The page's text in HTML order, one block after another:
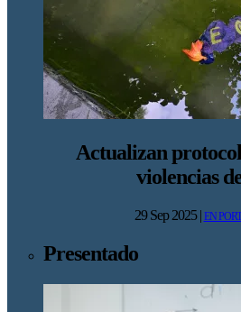
Actualizan
violencias
29 Sep 2025| EN
Presentado